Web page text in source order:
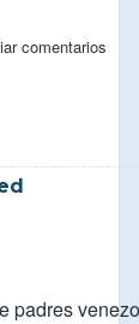
comentarios
padres